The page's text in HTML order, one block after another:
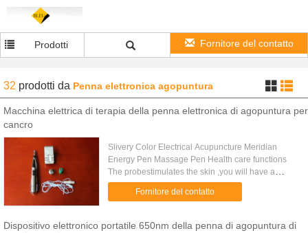
Prodotti Fornitore del contatto
32 prodotti da Penna elettronica agopuntura
Macchina elettrica di terapia della penna elettronica di agopuntura per
cancro
Slivery Color Electrical Acupuncture Meridian
Energy Pen Massage Pen Health care functions
The probestimulates the skin ,you will have a
sense of sliding and vibration.Put the machine to
the relevant point,then ...
Fornitore del contatto
Dispositivo elettronico portatile 650nm della penna di agopuntura di